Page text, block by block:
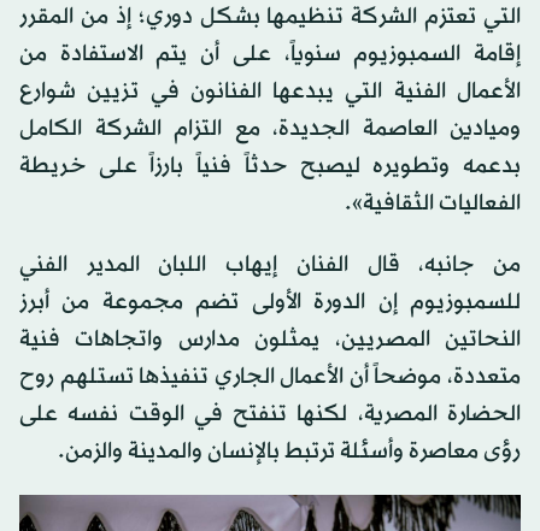
التي تعتزم الشركة تنظيمها بشكل دوري؛ إذ من المقرر
إقامة السمبوزيوم سنوياً، على أن يتم الاستفادة من
الأعمال الفنية التي يبدعها الفنانون في تزيين شوارع
وميادين العاصمة الجديدة، مع التزام الشركة الكامل
بدعمه وتطويره ليصبح حدثاً فنياً بارزاً على خريطة
الفعاليات الثقافية».
من جانبه، قال الفنان إيهاب اللبان المدير الفني
للسمبوزيوم إن الدورة الأولى تضم مجموعة من أبرز
النحاتين المصريين، يمثلون مدارس واتجاهات فنية
متعددة، موضحاً أن الأعمال الجاري تنفيذها تستلهم روح
الحضارة المصرية، لكنها تنفتح في الوقت نفسه على
رؤى معاصرة وأسئلة ترتبط بالإنسان والمدينة والزمن.